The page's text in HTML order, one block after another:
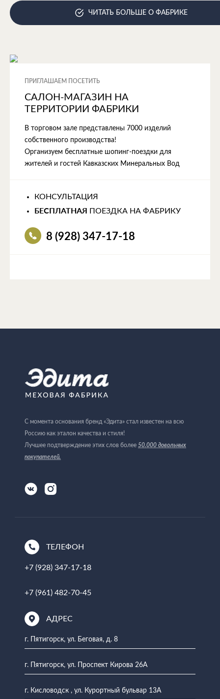
ЧИТАТЬ БОЛЬШЕ О ФАБРИКЕ
ПРИГЛАШАЕМ ПОСЕТИТЬ
САЛОН-МАГАЗИН НА
ТЕРРИТОРИИ ФАБРИКИ
В торговом зале представлены 7000 изделий
собственного производства!
Организуем бесплатные шопинг-поездки для
жителей и гостей Кавказских Минеральных Вод
КОНСУЛЬТАЦИЯ
БЕСПЛАТНАЯ ПОЕЗДКА НА ФАБРИКУ
8 (928) 347-17-18
С момента основания бренд «Эдита» стал известен на всю
Россию как эталон качества и стиля!
Лучшее подтверждение этих слов более 50.000 довольных
покупателей.
ТЕЛЕФОН
+7 (928) 347-17-18
+7 (961) 482-70-45
АДРЕС
г. Пятигорск, ул. Беговая, д. 8
г. Пятигорск, ул. Проспект Кирова 26А
г. Кисловодск , ул. Курортный бульвар 13А